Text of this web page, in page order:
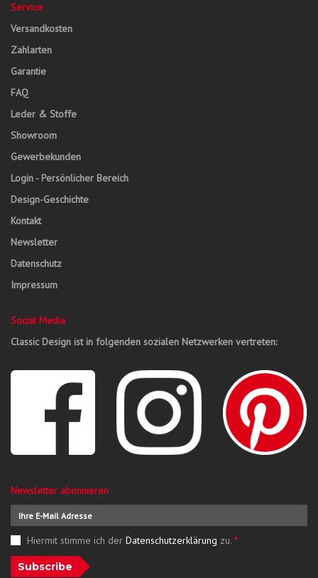
Service
Versandkosten
Zahlarten
Garantie
FAQ
Leder & Stoffe
Showroom
Gewerbekunden
Login - Persönlicher Bereich
Design-Geschichte
Kontakt
Newsletter
Datenschutz
Impressum
Social Media
Classic Design ist in folgenden sozialen Netzwerken vertreten:
Newsletter abonnieren
Hiermit stimme ich der Datenschutzerklärung zu. *
Subscribe